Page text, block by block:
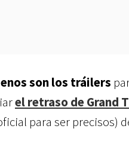
son los tráilers
el retraso de Grand
para ser precisos)